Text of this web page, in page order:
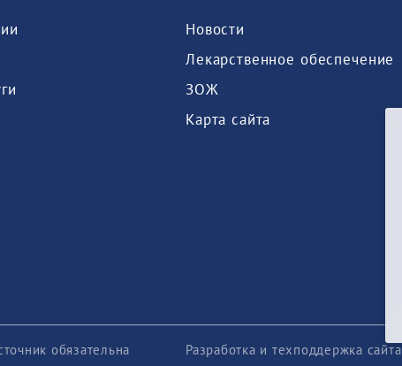
Новости
Лекарственное обеспечение
ЗОЖ
Карта сайта
обязательна Разработка и техподдержка сайта